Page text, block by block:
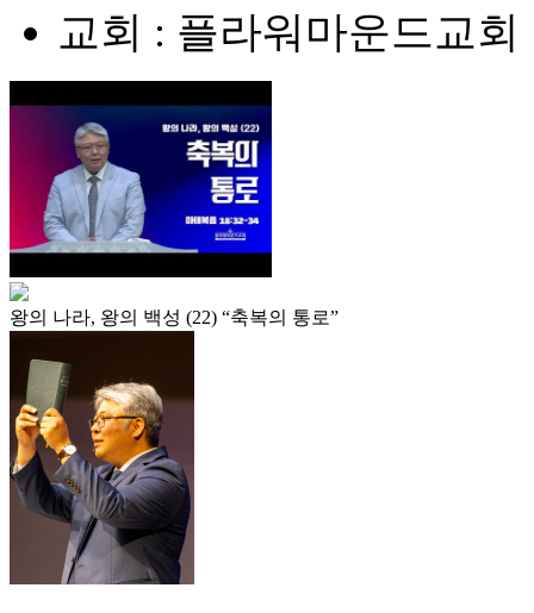
교회 : 플라워마운드교회
왕의 나라, 왕의 백성 (22) “축복의 통로”